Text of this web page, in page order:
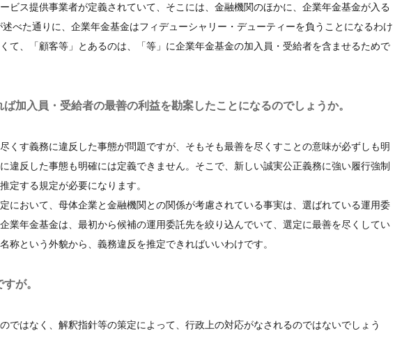
ビス提供事業者が定義されていて、そこには、金融機関のほかに、企業年金基金が入る
べた通りに、企業年金基金はフィデューシャリー・デューティーを負うことになるわけ
て、「顧客等」とあるのは、「等」に企業年金基金の加入員・受給者を含ませるためで
加入員・受給者の最善の利益を勘案したことになるのでしょうか。
くす義務に違反した事態が問題ですが、そもそも最善を尽くすことの意味が必ずしも明
違反した事態も明確には定義できません。そこで、新しい誠実公正義務に強い履行強制
定する規定が必要になります。
において、母体企業と金融機関との関係が考慮されている事実は、選ばれている運用委
業年金基金は、最初から候補の運用委託先を絞り込んでいて、選定に最善を尽くしてい
称という外貌から、義務違反を推定できればいいわけです。
が。
ではなく、解釈指針等の策定によって、行政上の対応がなされるのではないでしょう